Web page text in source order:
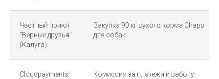
Частный приют
"Верные друзья"
(Калуга)
Закупка 90 кг сухого корма Chappi
для собак
Cloudpayments
Комиссия за платежи и работу